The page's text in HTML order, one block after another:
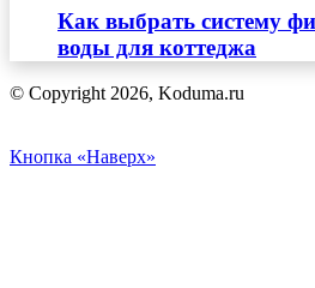
Как выбрать систему
воды для коттеджа
© Copyright 2026, Koduma.ru
Кнопка «Наверх»